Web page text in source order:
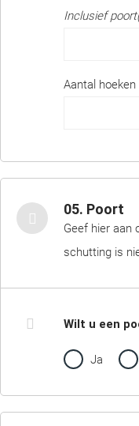
Inclusief
Aantal hoeken
05. Poort
Geef hier aan
schutting is
Wilt u een
Ja